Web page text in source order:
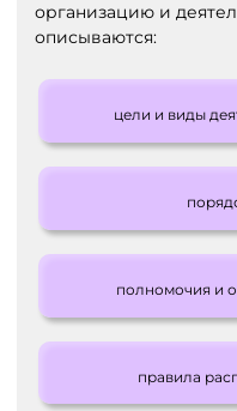
организацию и
описываются:
цели и виды
полномочия и
правила